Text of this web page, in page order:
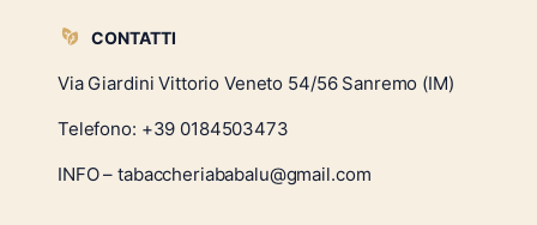
CONTATTI
Via Giardini Vittorio Veneto 54/56 Sanremo (IM)
Telefono: +39 0184503473
INFO – tabaccheriababalu@gmail.com